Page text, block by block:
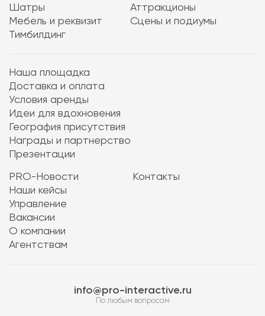
Шатры
Аттракционы
Мебель и реквизит
Сцены и подиумы
Тимбилдинг
Наша площадка
Доставка и оплата
Условия аренды
Идеи для вдохновения
География присутствия
Награды и партнерство
Презентации
PRO-Новости
Наши кейсы
Управление
Вакансии
О компании
Агентствам
Контакты
info@pro-interactive.ru
По любым вопросам